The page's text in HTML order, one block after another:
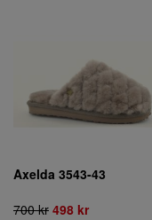
Axelda 3543-43
700 kr 498 kr